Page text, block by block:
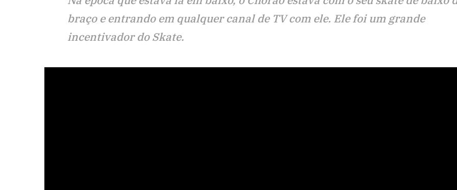
braço e entrando em qualquer canal de TV com ele. Ele foi um grande
incentivador do Skate.